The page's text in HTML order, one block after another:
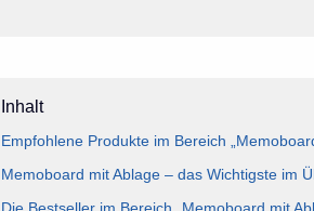
Inhalt
Empfohlene Produkte im Bereich
Memoboard mit Ablage – das Wichtigste im
Die Bestseller im Bereich „Memoboard mit